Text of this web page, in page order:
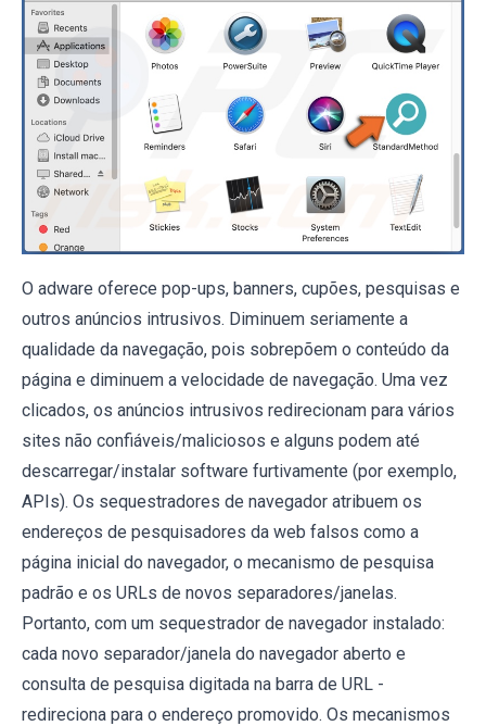
O adware oferece pop-ups, banners, cupões, pesquisas e
outros anúncios intrusivos. Diminuem seriamente a
qualidade da navegação, pois sobrepõem o conteúdo da
página e diminuem a velocidade de navegação. Uma vez
clicados, os anúncios intrusivos redirecionam para vários
sites não confiáveis/maliciosos e alguns podem até
descarregar/instalar software furtivamente (por exemplo,
APIs). Os sequestradores de navegador atribuem os
endereços de pesquisadores da web falsos como a
página inicial do navegador, o mecanismo de pesquisa
padrão e os URLs de novos separadores/janelas.
Portanto, com um sequestrador de navegador instalado:
cada novo separador/janela do navegador aberto e
consulta de pesquisa digitada na barra de URL -
redireciona para o endereço promovido. Os mecanismos